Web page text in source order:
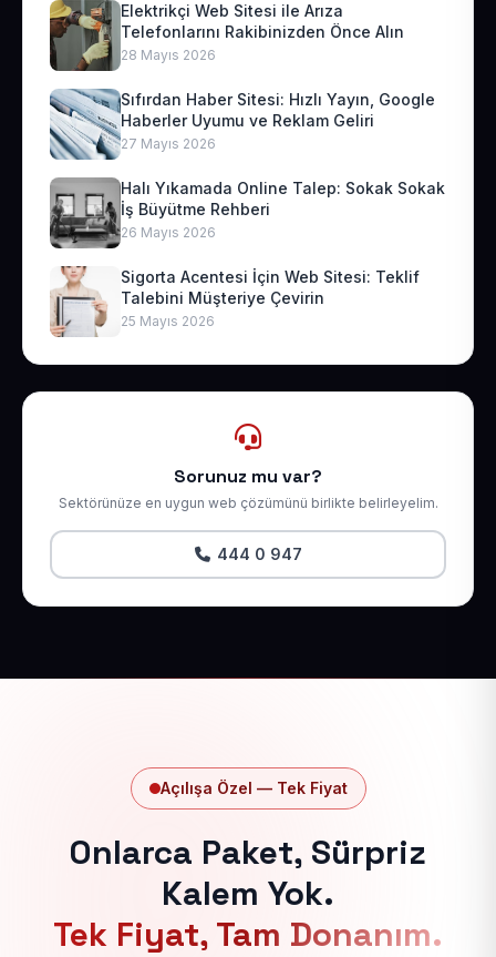
Elektrikçi Web Sitesi ile Arıza
Telefonlarını Rakibinizden Önce Alın
28 Mayıs 2026
Sıfırdan Haber Sitesi: Hızlı Yayın, Google
Haberler Uyumu ve Reklam Geliri
27 Mayıs 2026
Halı Yıkamada Online Talep: Sokak Sokak
İş Büyütme Rehberi
26 Mayıs 2026
Sigorta Acentesi İçin Web Sitesi: Teklif
Talebini Müşteriye Çevirin
25 Mayıs 2026
Sorunuz mu var?
Sektörünüze en uygun web çözümünü birlikte belirleyelim.
444 0 947
Açılışa Özel — Tek Fiyat
Onlarca Paket, Sürpriz
Kalem Yok.
Tek Fiyat, Tam Donanım.